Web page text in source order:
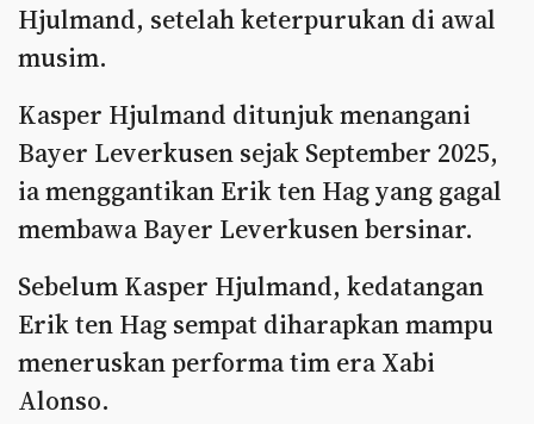
Hjulmand, setelah keterpurukan di awal
musim.
Kasper Hjulmand ditunjuk menangani
Bayer Leverkusen sejak September 2025,
ia menggantikan Erik ten Hag yang gagal
membawa Bayer Leverkusen bersinar.
Sebelum Kasper Hjulmand, kedatangan
Erik ten Hag sempat diharapkan mampu
meneruskan performa tim era Xabi
Alonso.